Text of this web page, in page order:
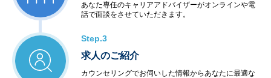
あなた専任のキャリアアドバイザーがオンラインや電
話で面談をさせていただきます。
Step.3
求人のご紹介
カウンセリングでお伺いした情報からあなたに最適な